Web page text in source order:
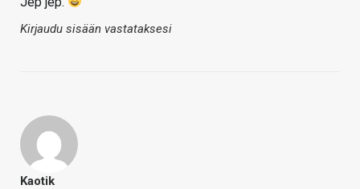
Kirjaudu sisään vastataksesi
Kaotik